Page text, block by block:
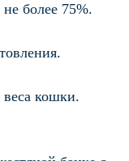
более 75%.
кошки.